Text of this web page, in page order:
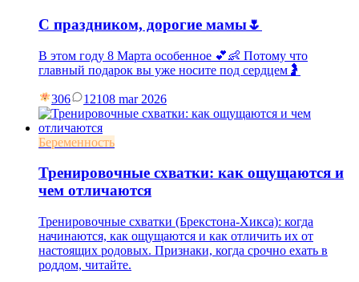
С праздником, дорогие мамы🌷
В этом году 8 Марта особенное 💕👶 Потому что
главный подарок вы уже носите под сердцем🤰
306 12108 mar 2026
Беременность
Тренировочные схватки: как ощущаются и
чем отличаются
Тренировочные схватки (Брекстона-Хикса): когда
начинаются, как ощущаются и как отличить их от
настоящих родовых. Признаки, когда срочно ехать в
роддом, читайте.